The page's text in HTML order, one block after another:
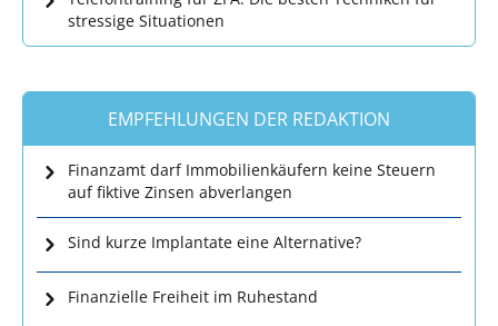
stressige Situationen
EMPFEHLUNGEN DER REDAKTION
Finanzamt darf Immobilienkäufern keine Steuern
auf fiktive Zinsen abverlangen
Sind kurze Implantate eine Alternative?
Finanzielle Freiheit im Ruhestand